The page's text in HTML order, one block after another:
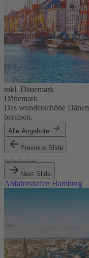
inkl. Dänemark
Dänemark
Das wunderschöne
bereisen.
Alle Angebote
Previous Slide
Next Slide
Abfahrtshafen Hamburg